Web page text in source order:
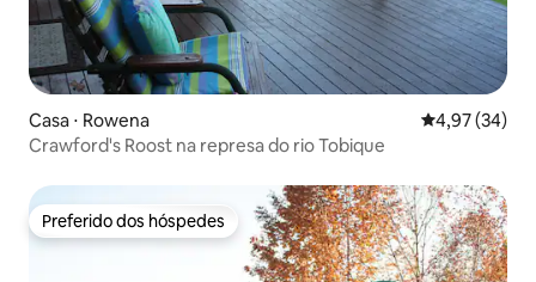
Casa ⋅ Rowena 4,97 de uma
4,97 (34)
Crawford's Roost na represa do rio Tobique
Preferido dos hóspedes
Preferido dos hóspedes